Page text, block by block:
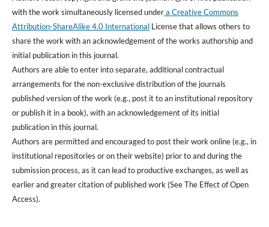
with the work simultaneously licensed undera Creative Commons
Attribution-ShareAlike 4.0 InternationalLicense that allows others to
share the work with an acknowledgement of the works authorship and
initial publication in this journal.
Authors are able to enter into separate, additional contractual
arrangements for the non-exclusive distribution of the journals
published version of the work (e.g., post it to an institutional repository
or publish it in a book), with an acknowledgement of its initial
publication in this journal.
Authors are permitted and encouraged to post their work online (e.g., in
institutional repositories or on their website) prior to and during the
submission process, as it can lead to productive exchanges, as well as
earlier and greater citation of published work (See The Effect of Open
Access).